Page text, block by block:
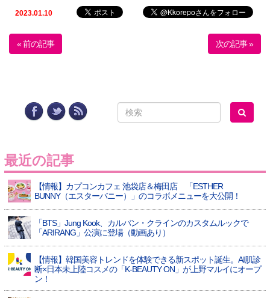
2023.01.10
« 前の記事 次の記事 »
最近の記事
【情報】カプコンカフェ 池袋店＆梅田店 「ESTHER
BUNNY（エスターバニー）」のコラボメニューを大公開！
「BTS」Jung Kook、カルバン・クラインのカスタムルックで
「ARIRANG」公演に登場（動画あり）
【情報】韓国美容トレンドを体験できる新スポット誕生。AI肌診
断×日本未上陸コスメの「K-BEAUTY ON」が上野マルイにオープ
ン！